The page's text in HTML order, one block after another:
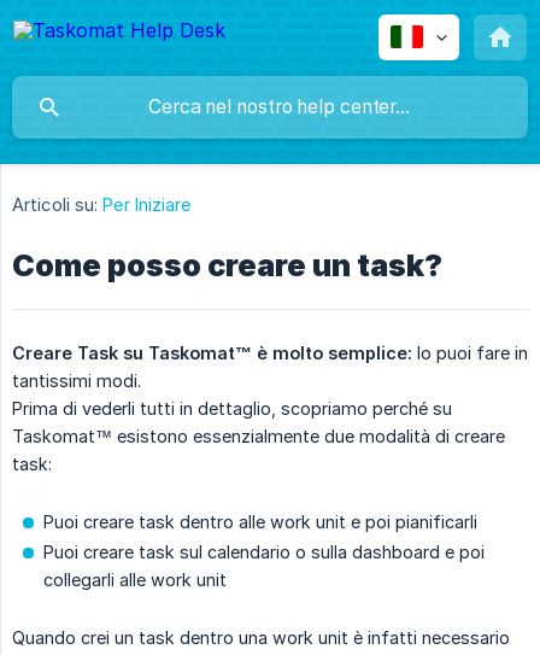
Articoli su: Per Iniziare
Come posso creare un task?
Creare Task su Taskomat™ è molto semplice: lo puoi fare in
tantissimi modi.
Prima di vederli tutti in dettaglio, scopriamo perché su
Taskomat™ esistono essenzialmente due modalità di creare
task:
Puoi creare task dentro alle work unit e poi pianificarli
Puoi creare task sul calendario o sulla dashboard e poi
collegarli alle work unit
Quando crei un task dentro una work unit è infatti necessario